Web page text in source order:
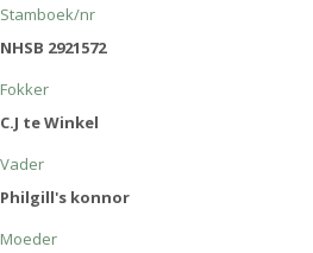
Stamboek/nr
NHSB 2921572
Fokker
C.J te Winkel
Vader
Philgill's konnor
Moeder